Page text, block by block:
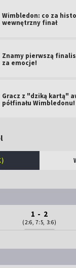
Wimbledon: co za
wewnętrzny finał
Znamy pierwszą
za emocje!
Gracz z "dziką kartą"
półfinału Wimbledonu!
1 - 2
(2:6, 7:5, 3:6)